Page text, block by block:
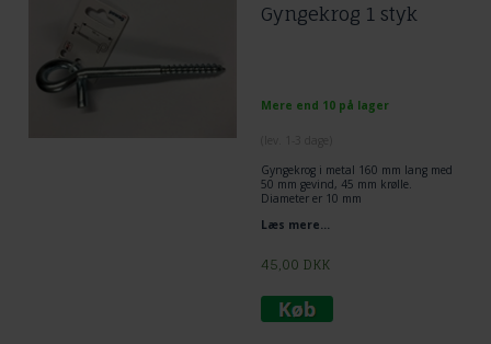
Gyngekrog 1 styk
Mere end 10 på lager
Gyngekrog i metal 160 mm lang med
50 mm gevind, 45 mm krølle.
Diameter er 10 mm
Læs mere...
45,00 DKK